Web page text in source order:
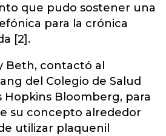
que pudo sostener una
para la crónica
[2].
Beth, contactó al
del Colegio de Salud
Hopkins Bloomberg, para
su concepto alrededor
utilizar plaquenil